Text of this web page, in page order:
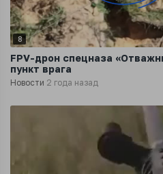
8
FPV-дрон спецназа
пункт врага
Новости 2 года назад